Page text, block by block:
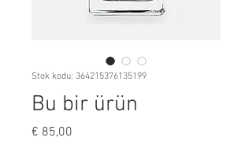
Stok kodu: 364215376135199
Bu bir ürün
€ 85,00